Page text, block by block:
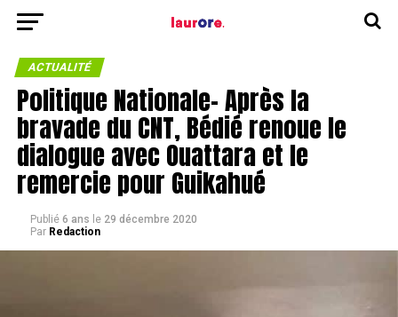
ACTUALITÉ
Politique Nationale- Après la
bravade du CNT, Bédié renoue le
dialogue avec Ouattara et le
remercie pour Guikahué
Publié 6 ans le 29 décembre 2020
Par Redaction